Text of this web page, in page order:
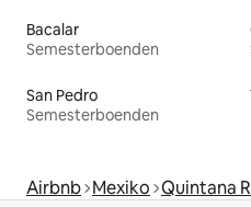
Bacalar
Semesterboenden
San Pedro
Semesterboenden
Airbnb Mexiko Quintana